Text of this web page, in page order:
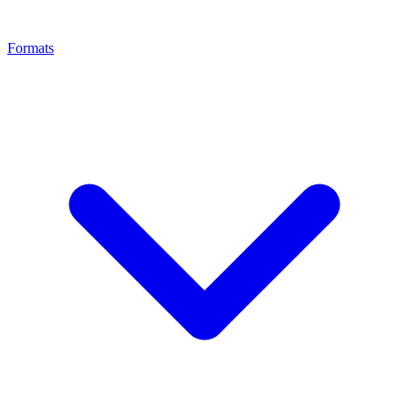
Formats